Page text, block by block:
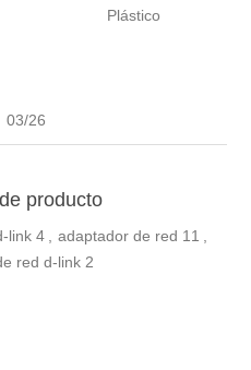
Plástico
03/26
producto
link 4 , adaptador de red 11 ,
red d-link 2